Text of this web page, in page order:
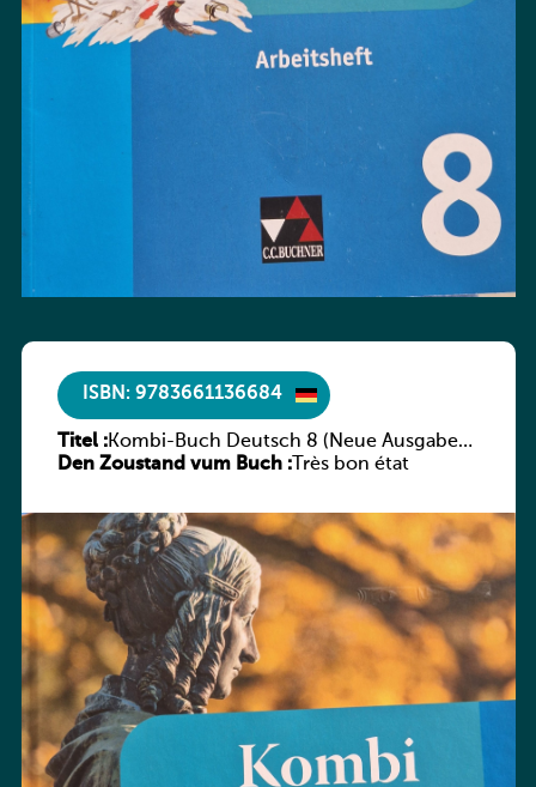
ISBN: 9783661136684
Titel :Kombi-Buch Deutsch 8 (Neue Ausgabe
Luxemburg)
Den Zoustand vum Buch :Très bon état